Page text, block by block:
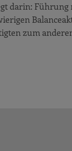
darin:
zum